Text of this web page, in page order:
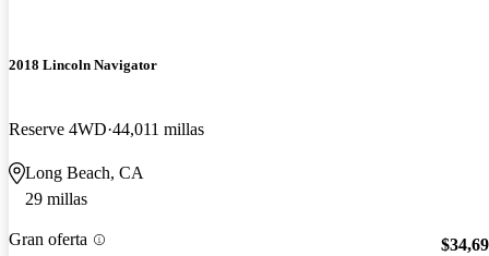
2018 Lincoln Navigator
Reserve 4WD 44,011 millas
Long Beach, CA
29 millas
Gran oferta